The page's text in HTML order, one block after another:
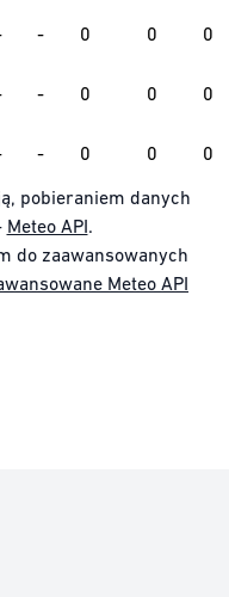
- 0 0 0
- 0 0 0
- 0 0 0
pobieraniem danych
Meteo API.
do zaawansowanych
Meteo API